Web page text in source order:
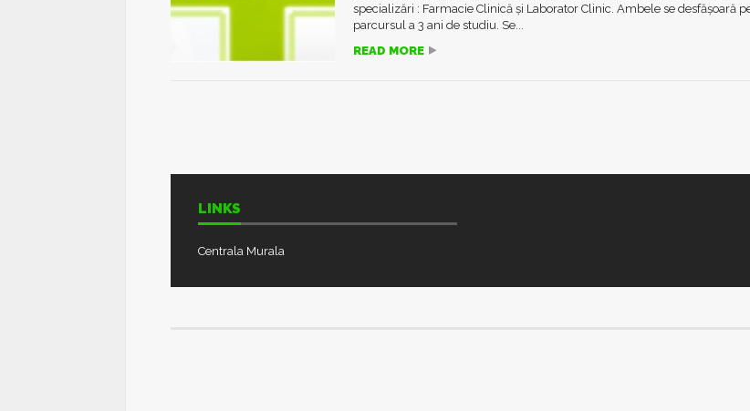
specializări : Farmacie Clinică și Laborator Clinic. Ambele se desfășoară
parcursul a 3 ani de studiu. Se...
READ MORE
LINKS
Centrala Murala